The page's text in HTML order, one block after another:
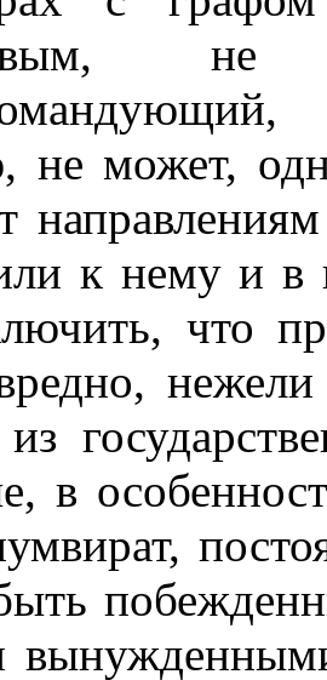
не
не может,
к нему и в
что
в